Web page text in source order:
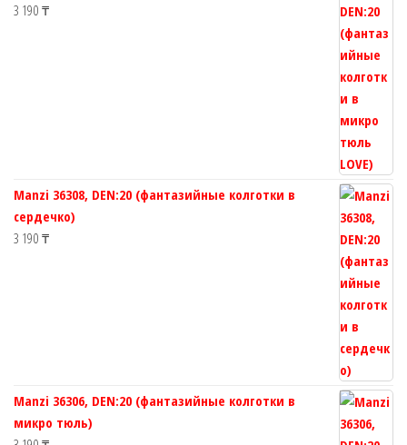
3 190 ₸
Manzi 36308, DEN:20 (фантазийные колготки в
сердечко)
3 190 ₸
Manzi 36306, DEN:20 (фантазийные колготки в
микро тюль)